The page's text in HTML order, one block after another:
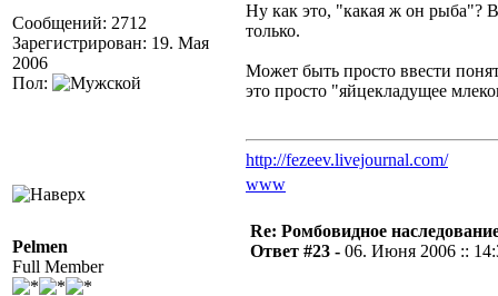
Сообщений: 2712
Зарегистрирован: 19. Мая
2006
Пол:
Ну как это, "какая ж он рыба"?
только.
Может быть просто ввести
это просто "яйцекладущее
http://fezeev.livejournal.com/
www
Pelmen
Full Member
Re: Ромбовидное
Ответ #23 - 06. Июня 2006 ::